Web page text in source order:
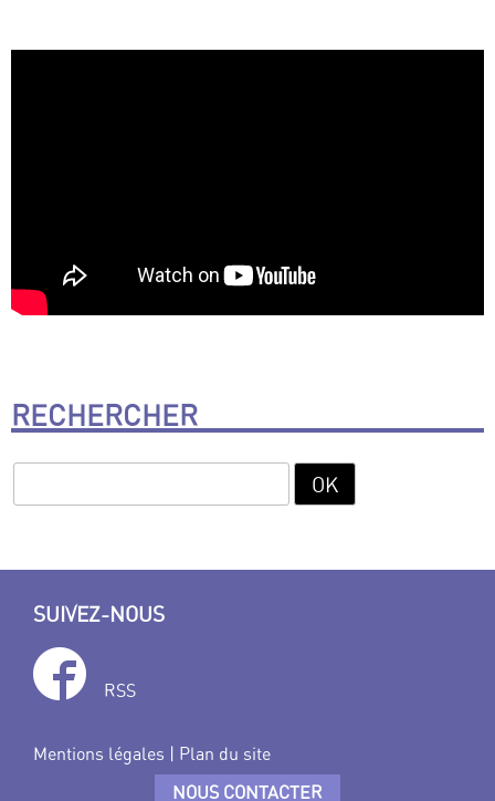
RECHERCHER
SUIVEZ-NOUS
RSS
Mentions légales | Plan du site
NOUS CONTACTER